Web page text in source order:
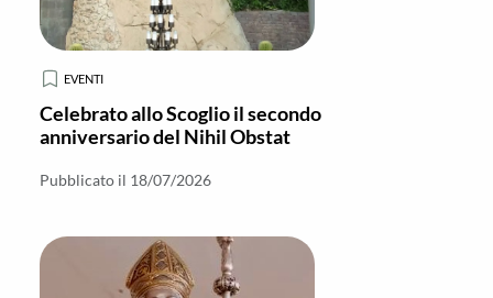
EVENTI
Celebrato allo Scoglio il secondo
anniversario del Nihil Obstat
Pubblicato il 18/07/2026